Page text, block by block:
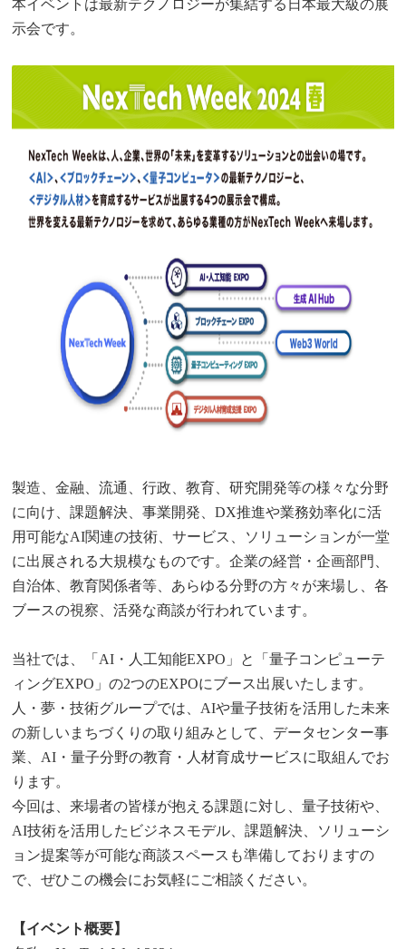
本イベントは最新テクノロジーが集結する日本最大級の展
示会です。
製造、金融、流通、行政、教育、研究開発等の様々な分野
に向け、課題解決、事業開発、DX推進や業務効率化に活
用可能なAI関連の技術、サービス、ソリューションが一堂
に出展される大規模なものです。企業の経営・企画部門、
自治体、教育関係者等、あらゆる分野の方々が来場し、各
ブースの視察、活発な商談が行われています。
当社では、「AI・人工知能EXPO」と「量子コンピューテ
ィングEXPO」の2つのEXPOにブース出展いたします。
人・夢・技術グループでは、AIや量子技術を活用した未来
の新しいまちづくりの取り組みとして、データセンター事
業、AI・量子分野の教育・人材育成サービスに取組んでお
ります。
今回は、来場者の皆様が抱える課題に対し、量子技術や、
AI技術を活用したビジネスモデル、課題解決、ソリューシ
ョン提案等が可能な商談スペースも準備しておりますの
で、ぜひこの機会にお気軽にご相談ください。
【イベント概要】